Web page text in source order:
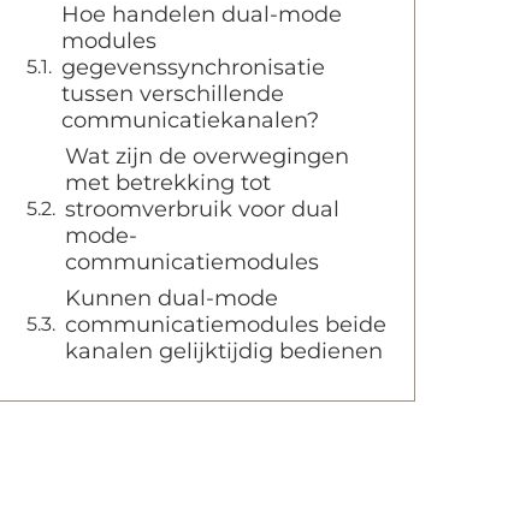
Hoe handelen dual-mode
modules
gegevenssynchronisatie
tussen verschillende
communicatiekanalen?
Wat zijn de overwegingen
met betrekking tot
stroomverbruik voor dual
mode-
communicatiemodules
Kunnen dual-mode
communicatiemodules beide
kanalen gelijktijdig bedienen